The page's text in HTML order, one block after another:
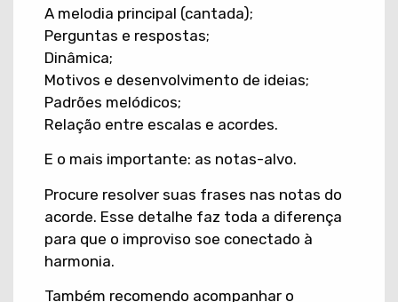
A melodia principal (cantada);
Perguntas e respostas;
Dinâmica;
Motivos e desenvolvimento de ideias;
Padrões melódicos;
Relação entre escalas e acordes.
E o mais importante: as notas-alvo.
Procure resolver suas frases nas notas do
acorde. Esse detalhe faz toda a diferença
para que o improviso soe conectado à
harmonia.
Também recomendo acompanhar o